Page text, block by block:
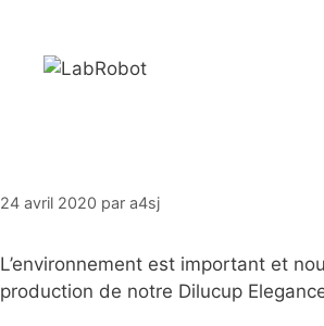
contenu
24 avril 2020 par a4sj
L’environnement est important et
production de notre Dilucup